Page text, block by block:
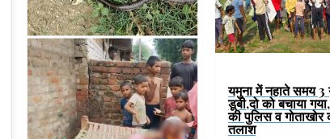
यमुना में नहाते समय 3
डूबी,दो को बचाया
की पुलिस व गोताखोर
तलाश